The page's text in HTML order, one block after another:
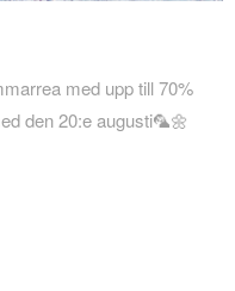
med upp till 70%
den 20:e augusti🦜🌼